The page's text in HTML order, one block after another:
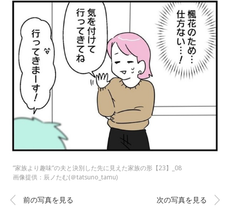
”家族より趣味”の夫と決別した先に見えた家族の形【23】_08
画像提供：辰ノたむ(＠tatsuno_tamu)
前の写真を見る 次の写真を見る